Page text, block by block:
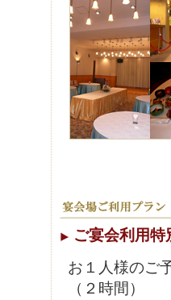
ご宴会利用特
お１人様のご
（２時間）